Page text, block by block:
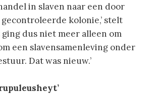
in slaven naar een door
kolonie,’ stelt
ging dus niet meer alleen om
een slavensamenleving onder
Dat was nieuw.’